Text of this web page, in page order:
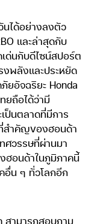
นได้อย่างลงตัว
และล่าสุดกับ
ด่นกับดีไซน์สปอร์ต
พลังและประหยัด
ยอัจฉริยะ Honda
ยถือได้ว่ามี
ป็นตลาดที่มีการ
สำคัญของฮอนด้า
ศวรรษที่ผ่านมา
ฮอนด้าในภูมิภาคนี้
อื่น ๆ ทั่วโลกอีก
สามารถสอบถาม